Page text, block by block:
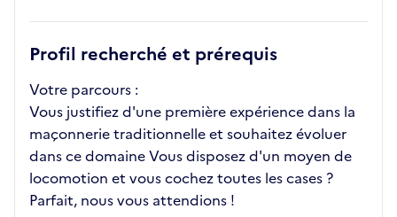
Profil recherché et prérequis
Votre parcours :
Vous justifiez d'une première expérience dans la
maçonnerie traditionnelle et souhaitez évoluer
dans ce domaine Vous disposez d'un moyen de
locomotion et vous cochez toutes les cases ?
Parfait, nous vous attendions !